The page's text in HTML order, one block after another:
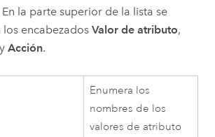
la parte superior de la lista se
los encabezados Valor de atributo,
Acción.
Enumera los
nombres de los
valores de atributo